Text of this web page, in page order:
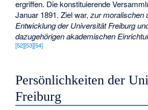
ergriffen. Die konstituierende
Januar 1891. Ziel war,zur moralischen
Entwicklung der Universität Freiburg
dazugehörigen akademischen
[52][53][54]
Persönlichkeiten der
Freiburg